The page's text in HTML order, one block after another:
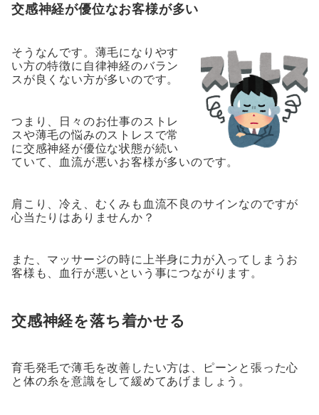
交感神経が優位なお客様が多い
そうなんです。薄毛になりやす
い方の特徴に自律神経のバラン
スが良くない方が多いのです。
つまり、日々のお仕事のストレ
スや薄毛の悩みのストレスで常
に交感神経が優位な状態が続い
ていて、血流が悪いお客様が多いのです。
肩こり、冷え、むくみも血流不良のサインなのですが
心当たりはありませんか？
また、マッサージの時に上半身に力が入ってしまうお
客様も、血行が悪いという事につながります。
交感神経を落ち着かせる
育毛発毛で薄毛を改善したい方は、ピーンと張った心
と体の糸を意識をして緩めてあげましょう。